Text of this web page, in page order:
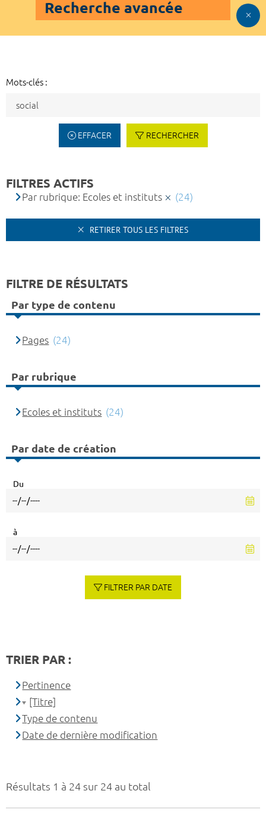
Recherche avancée
Mots-clés :
EFFACER RECHERCHER
Résultats 1 à 24 sur 24 au total
FILTRES ACTIFS
Par rubrique: Ecoles et instituts (24)
RETIRER TOUS LES FILTRES
FILTRE DE RÉSULTATS
Par type de contenu
Pages (24)
Par rubrique
Ecoles et instituts (24)
Par date de création
Du
à
FILTRER PAR DATE
TRIER PAR :
Pertinence
[Titre]
Type de contenu
Date de dernière modification